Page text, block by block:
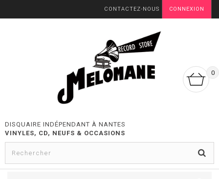
CONNEXION
CONTACTEZ-NOUS
0
DISQUAIRE INDÉPENDANT À NANTES
VINYLES, CD, NEUFS & OCCASIONS